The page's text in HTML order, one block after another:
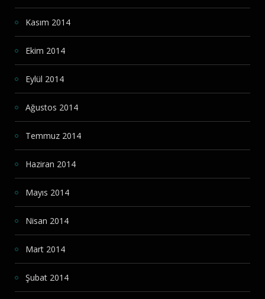
Kasım 2014
Ekim 2014
Eylül 2014
Ağustos 2014
Temmuz 2014
Haziran 2014
Mayıs 2014
Nisan 2014
Mart 2014
Şubat 2014